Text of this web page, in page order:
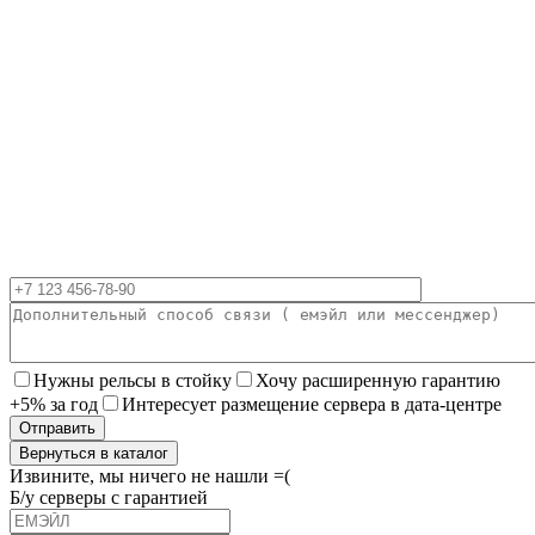
Нужны рельсы в стойку
Хочу расширенную гарантию
+5% за год
Интересует размещение сервера в дата-центре
Вернуться в каталог
Извините, мы ничего не нашли =(
Б/у серверы с гарантией